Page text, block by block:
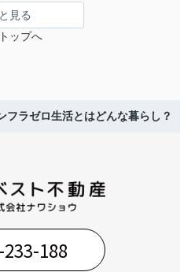
見る
ップへ
フラゼロ生活とはどんな暮らし？
188